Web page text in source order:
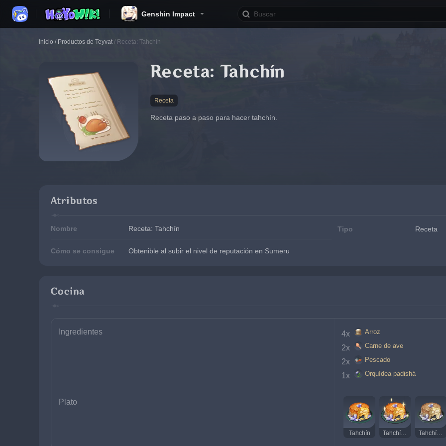
Genshin Impact
Inicio / Productos de Teyvat / Receta: Tahchín
Receta: Tahchín
Receta
Receta paso a paso para hacer tahchín.
Atributos
Nombre Receta: Tahchín Tipo Receta
Cómo se consigue Obtenible al subir el nivel de reputación en Sumeru
Cocina
Ingredientes 4x Arroz
2x Carne de ave
2x Pescado
1x Orquídea padishá
Plato
Tahchín Tahchín delicioso Tahchín extraño